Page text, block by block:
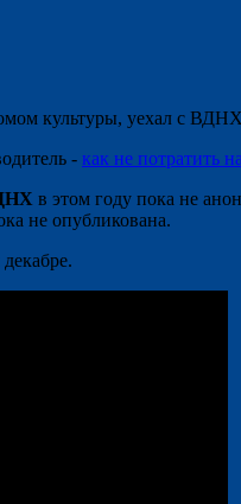
культуры, уехал с
- как не потратить
в этом году пока не
не опубликована.